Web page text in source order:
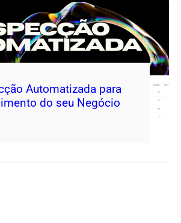
Automatizada para
do seu Negócio